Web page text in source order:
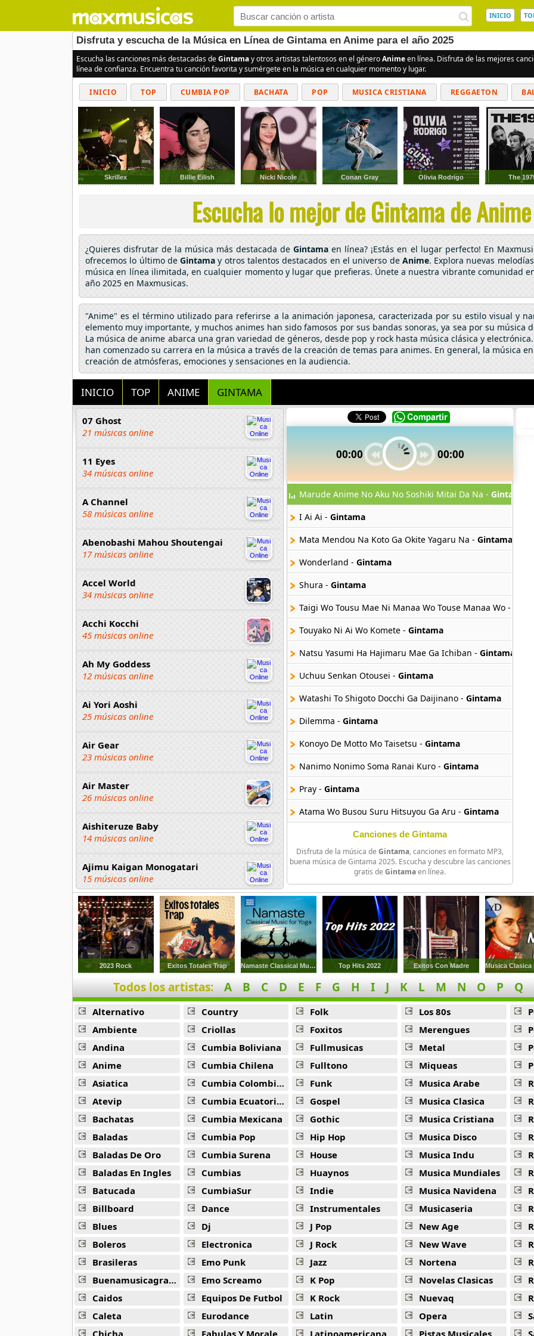
INICIO
Disfruta y escucha de la Música en Línea de Gintama en Anime para el año 2025
Escucha las canciones más destacadas deGintamay otros artistas talentosos en el géneroAnimeen línea. Disfruta de las mejores
línea de confianza. Encuentra tu canción favorita y sumérgete en la música en cualquier momento y lugar.
INICIO TOP CUMBIA POP BACHATA POP MUSICA CRISTIANA REGGAETON
CUMBIAS
Skrillex Billie Eilish Nicki Nicole Conan Gray Olivia Rodrigo The
Escucha lo mejor de Gintama de
¿Quieres disfrutar de la música más destacada deGintama en línea? ¡Estás en el lugar perfecto! En
ofrecemos lo último deGintama y otros talentos destacados en el universo de Anime. Explora nuevas
música en línea ilimitada, en cualquier momento y lugar que prefieras. Únete a nuestra vibrante comunidad
año 2025 en Maxmusicas.
"Anime" es el término utilizado para referirse a la animación japonesa, caracterizada por su estilo visual y
elemento muy importante, y muchos animes han sido famosos por sus bandas sonoras, ya sea por su música
La música de anime abarca una gran variedad de géneros, desde pop y rock hasta música clásica y
han comenzado su carrera en la música a través de la creación de temas para animes. En general, la música
creación de atmósferas, emociones y sensaciones en la audiencia.
INICIO TOP ANIME GINTAMA
07 Ghost
21 músicas online
11 Eyes
34 músicas online
A Channel
58 músicas online
Abenobashi Mahou Shoutengai
17 músicas online
Accel World
34 músicas online
Acchi Kocchi
45 músicas online
Ah My Goddess
12 músicas online
Ai Yori Aoshi
25 músicas online
Air Gear
23 músicas online
Air Master
26 músicas online
Aishiteruze Baby
14 músicas online
Ajimu Kaigan Monogatari
15 músicas online
Akahori Gedou Hour Rabuge
29 músicas online
Akane Iro Ni Samoru Saka
26 músicas online
Akb0048
6 músicas online
Akikan
15 músicas online
Alejandro Arnais
3 músicas online
Amaenaideyo
26 músicas online
Amagami Ss
50 músicas online
Amatsuki
20 músicas online
Angel Beats
39 músicas online
36 músicas online
Angel Sanctuary
00:00 00:00
Marude Anime No Aku No Soshiki Mitai Da Na - Gintama
I Ai Ai - Gintama
Mata Mendou Na Koto Ga Okite Yagaru Na - Gintama
Wonderland - Gintama
Shura - Gintama
Taigi Wo Tousu Mae Ni Manaa Wo Touse Manaa Wo -
Touyako Ni Ai Wo Komete - Gintama
Natsu Yasumi Ha Hajimaru Mae Ga Ichiban - Gintama
Uchuu Senkan Otousei - Gintama
Watashi To Shigoto Docchi Ga Daijinano - Gintama
Dilemma - Gintama
Konoyo De Motto Mo Taisetsu - Gintama
Nanimo Nonimo Soma Ranai Kuro - Gintama
Pray - Gintama
Atama Wo Busou Suru Hitsuyou Ga Aru - Gintama
Mayonnaise Kitchen -Gintama
Watashi Wa Saigo No Ippon Ni Natte Mo Ore Nai Ne -
4 Nenme Toka Mou Iin Ja Ne -
Donten -Gintama
Gohan Wa 20 Kai Kan Dekara Nomikomi Nasai Wakatta -
Oyaji No Seichi Snack -Gintama
Toubun Tora Ne Tonaa -
Gintama
Light Infection -
Gintama
Stairway Generation -
Gintama
Haadoboirudo Doushin Kozenikata Heiji Tsugino Teema
Banjiya Blues -
Doukou Ga Hirai Tenzo -
Gintama
Signal -Gintama
Tabemono No Suki Kirai Ooi Nin Wa Ningen No Suki Kirai
Anata Magic -
Dondake Konishi Man -
Gintama
Dorobou Wa Dorobou Demo Koi Dorobou Sa -
Gintama
Jibun Wo Omotte Kureru Oya Ga - Gintama
Kenkatte No Wa Yoo Nani -Gintama
Mukashi No Yuujin Ga Kawarazu -Gintama
Canciones de Gintama
Disfruta de la música de Gintama, canciones en formato MP3,
buena música de Gintama 2025. Escucha y descubre las canciones
gratis de Gintamaen línea.
2023 Rock Exitos Totales Trap Namaste Classical Music for Yoga Top Hits 2022 Exitos Con Madre
Todos los artistas: A B C D E F G H I J K L M N O P Q
Alternativo
Ambiente
Andina
Anime
Asiatica
Atevip
Bachatas
Baladas
Baladas De Oro
Baladas En Ingles
Batucada
Billboard
Blues
Boleros
Brasileras
Buenamusicagratis
Caidos
Caleta
Chicha
Country
Criollas
Cumbia Boliviana
Cumbia Chilena
Cumbia Colombiana
Cumbia Ecuatoriana
Cumbia Mexicana
Cumbia Pop
Cumbia Surena
Cumbias
CumbiaSur
Dance
Dj
Electronica
Emo Punk
Emo Screamo
Equipos De Futbol
Eurodance
Fabulas Y Moralejas
Folk
Foxitos
Fullmusicas
Fulltono
Funk
Gospel
Gothic
Hip Hop
House
Huaynos
Indie
Instrumentales
J Pop
J Rock
Jazz
K Pop
K Rock
Latin
Latinoamericana
Los 80s
Merengues
Metal
Miqueas
Musica Arabe
Musica Clasica
Musica Cristiana
Musica Disco
Musica Indu
Musica Mundiales
Musica Navidena
Musicaseria
New Age
New Wave
Nortena
Novelas Clasicas
Nuevaq
Opera
Pistas Musicales